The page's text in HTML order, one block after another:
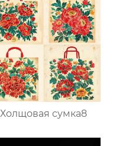
Холщовая сумка8